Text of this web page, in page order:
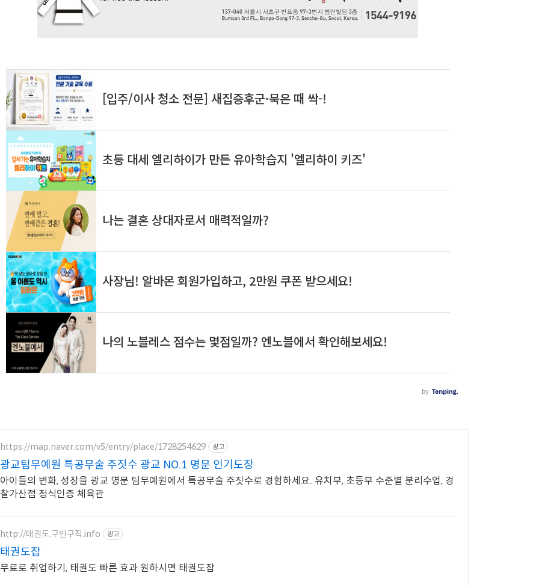
https://map.naver.com/v5/entry/place/1728254629 광고
광교팀무예원 특공무술 주짓수 광교 NO.1 명문 인기도장
아이들의 변화, 성장을 광교 명문 팀무예원에서 특공무술 주짓수로 경험하세요. 유치부, 초등부 수준별 분리수업, 경
찰가산점 정식인증 체육관
http://태권도.구인구직.info 광고
태권도잡
무료로 취업하기, 태권도 빠른 효과 원하시면 태권도잡